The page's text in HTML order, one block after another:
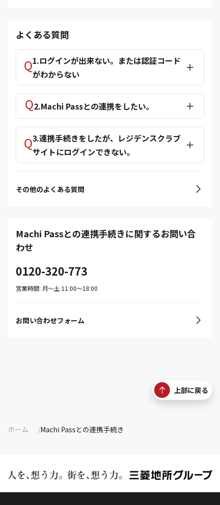
よくある質問
1.ログインが出来ない。または認証コード
がわからない
2.Machi Passとの連携をしたい。
3.連携手続きをしたが、レジデンスクラブ
サイトにログインできない。
その他のよくある質問
Machi Passとの連携手続きに関するお問い合
わせ
0120-320-773
営業時間: 月〜土 11:00〜18:00
お問い合わせフォーム
上部に戻る
ホーム Machi Passとの連携手続き